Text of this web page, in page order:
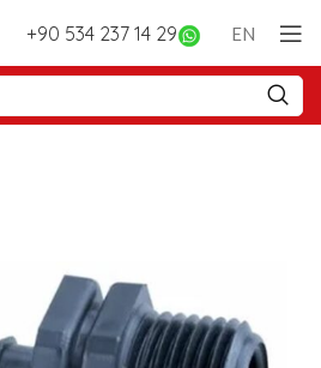
+90 534 237 14 29 EN